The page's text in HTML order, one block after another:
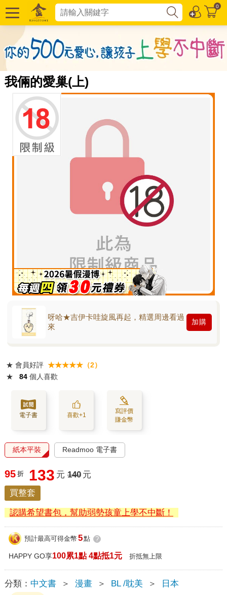
0
我倆的愛巢(上)
呀哈★吉伊卡哇旋風再起，精選周邊看過
來
加購
★ 會員好評 ★★★★★（2）
★
84 個人喜歡
電子書 喜歡+1
寫評價
賺金幣
紙本平裝 Readmoo 電子書
95 折 133 元 140 元
買整套
認購希望書包，幫助弱勢孩童上學不中斷！
預計最高可得金幣 5點 ?
HAPPY GO享100累1點 4點抵1元 折抵無上限
分類： 中文書 ＞ 漫畫 ＞ BL /耽美 ＞ 日本